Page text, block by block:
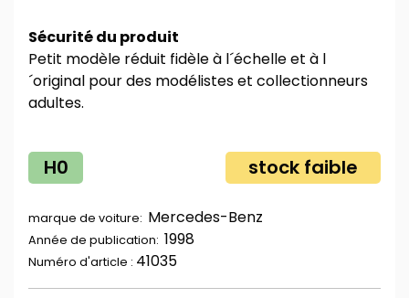
Sécurité du produit
Petit modèle réduit fidèle à l´échelle et à l
´original pour des modélistes et collectionneurs
adultes.
H0 stock faible
marque de voiture: Mercedes-Benz
Année de publication: 1998
Numéro d'article : 41035